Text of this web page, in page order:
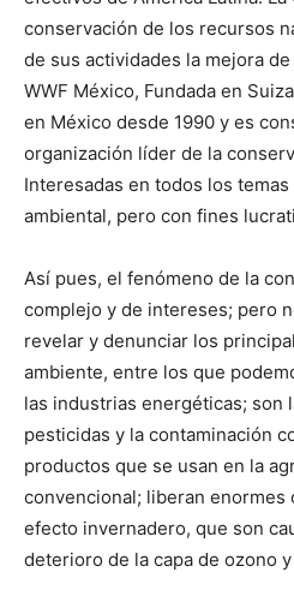
conservación de los recursos
de sus actividades la mejora
WWF México, Fundada en
en México desde 1990 y es
organización líder de la
Interesadas en todos los
ambiental, pero con fines
Así pues, el fenómeno de la
complejo y de intereses; pero
revelar y denunciar los
ambiente, entre los que
las industrias energéticas; son
pesticidas y la contaminación
productos que se usan en la
convencional; liberan enormes
efecto invernadero, que son
deterioro de la capa de ozono